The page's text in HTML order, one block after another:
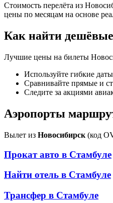
Стоимость перелёта из
цены по месяцам на основе
Как найти
Лучшие цены на билеты
Используйте гибкие
Сравнивайте прямые и
Следите за акциями
Аэропорты
Вылет из Новосибирск (код
Прокат авто в Стамбуле
Найти отель в Стамбуле
Трансфер в Стамбуле